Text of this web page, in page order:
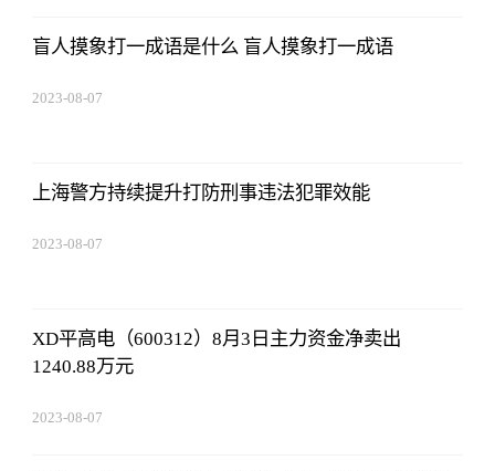
盲人摸象打一成语是什么 盲人摸象打一成语
2023-08-07
上海警方持续提升打防刑事违法犯罪效能
2023-08-07
XD平高电（600312）8月3日主力资金净卖出
1240.88万元
2023-08-07